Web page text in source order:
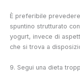
È preferibile
spuntino strutturato
yogurt, invece di
che si trova a
9. Segui una dieta